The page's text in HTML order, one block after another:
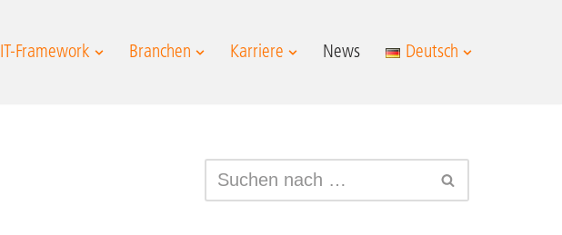
IT-Framework Branchen Karriere News Deutsch